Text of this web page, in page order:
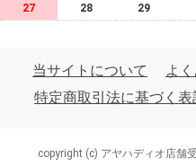
27
28 29
当サイトについて よ
特定商取引法に基づく表
copyright (c) アヤハディオ店舗